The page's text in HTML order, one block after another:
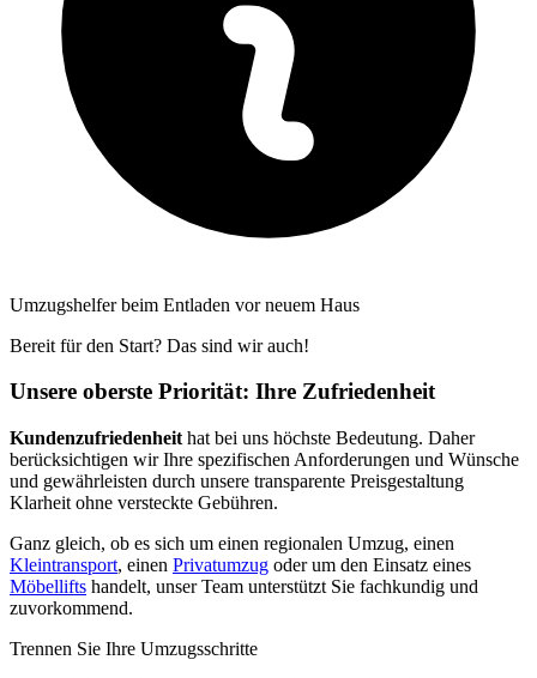
Umzugshelfer beim Entladen vor neuem Haus
Bereit für den Start? Das sind wir auch!
Unsere oberste Priorität: Ihre Zufriedenheit
Kundenzufriedenheit hat bei uns höchste Bedeutung. Daher
berücksichtigen wir Ihre spezifischen Anforderungen und Wünsche
und gewährleisten durch unsere transparente Preisgestaltung
Klarheit ohne versteckte Gebühren.
Ganz gleich, ob es sich um einen regionalen Umzug, einen
Kleintransport, einen Privatumzug oder um den Einsatz eines
Möbellifts handelt, unser Team unterstützt Sie fachkundig und
zuvorkommend.
Trennen Sie Ihre Umzugsschritte